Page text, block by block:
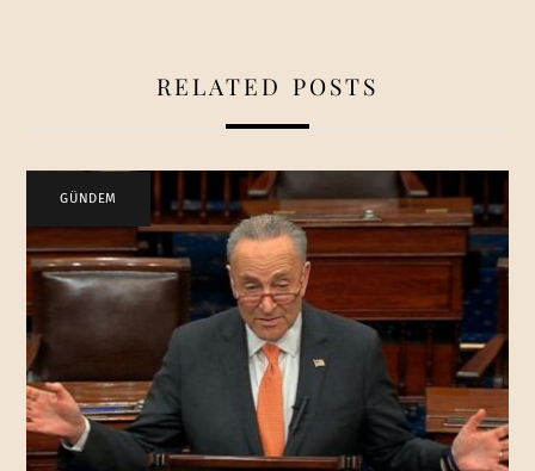
RELATED POSTS
GÜNDEM